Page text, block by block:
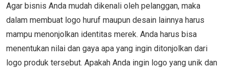
Agar bisnis Anda mudah dikenali oleh pelanggan, maka
dalam membuat logo huruf maupun desain lainnya harus
mampu menonjolkan identitas merek. Anda harus bisa
menentukan nilai dan gaya apa yang ingin ditonjolkan dari
logo produk tersebut. Apakah Anda ingin logo yang unik dan